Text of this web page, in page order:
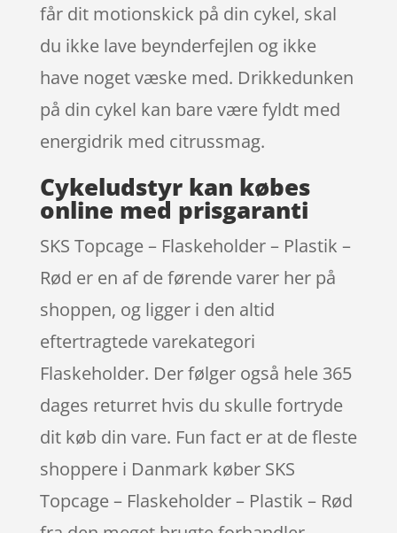
får dit motionskick på din cykel, skal
du ikke lave beynderfejlen og ikke
have noget væske med. Drikkedunken
på din cykel kan bare være fyldt med
energidrik med citrussmag.
Cykeludstyr kan købes
online med prisgaranti
SKS Topcage – Flaskeholder – Plastik –
Rød er en af de førende varer her på
shoppen, og ligger i den altid
eftertragtede varekategori
Flaskeholder. Der følger også hele 365
dages returret hvis du skulle fortryde
dit køb din vare. Fun fact er at de fleste
shoppere i Danmark køber SKS
Topcage – Flaskeholder – Plastik – Rød